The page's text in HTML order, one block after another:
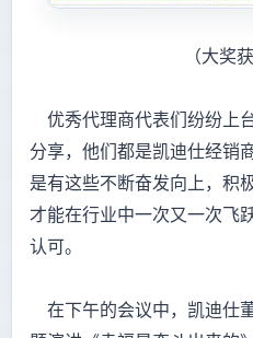
（大奖
优秀代理商代表们纷纷上
分享，他们都是凯迪仕经销
是有这些不断奋发向上，积
才能在行业中一次又一次飞
认可。
在下午的会议中，凯迪仕